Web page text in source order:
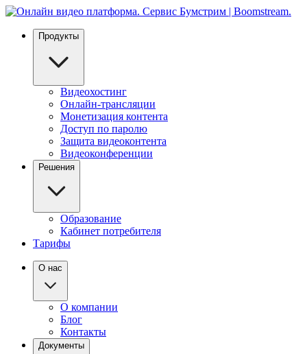
Продукты
Видеохостинг
Онлайн-трансляции
Монетизация контента
Доступ по паролю
Защита видеоконтента
Видеоконференции
Решения
Образование
Кабинет потребителя
Тарифы
О нас
О компании
Блог
Контакты
Документы